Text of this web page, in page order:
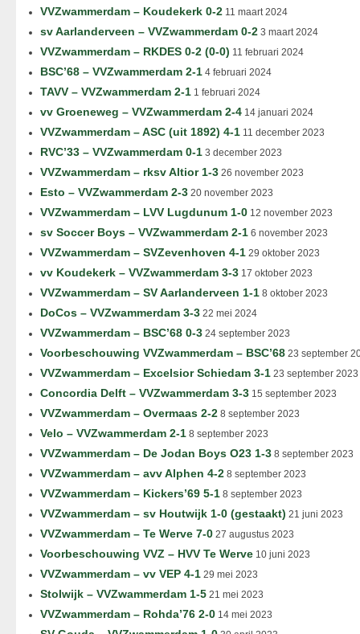
VVZwammerdam – Koudekerk 0-2 11 maart 2024
sv Aarlanderveen – VVZwammerdam 0-2 3 maart 2024
VVZwammerdam – RKDES 0-2 (0-0) 11 februari 2024
BSC’68 – VVZwammerdam 2-1 4 februari 2024
TAVV – VVZwammerdam 2-1 1 februari 2024
vv Groeneweg – VVZwammerdam 2-4 14 januari 2024
VVZwammerdam – ASC (uit 1892) 4-1 11 december 2023
RVC’33 – VVZwammerdam 0-1 3 december 2023
VVZwammerdam – rksv Altior 1-3 26 november 2023
Esto – VVZwammerdam 2-3 20 november 2023
VVZwammerdam – LVV Lugdunum 1-0 12 november 2023
sv Soccer Boys – VVZwammerdam 2-1 6 november 2023
VVZwammerdam – SVZevenhoven 4-1 29 oktober 2023
vv Koudekerk – VVZwammerdam 3-3 17 oktober 2023
VVZwammerdam – SV Aarlanderveen 1-1 8 oktober 2023
DoCos – VVZwammerdam 3-3 22 mei 2024
VVZwammerdam – BSC’68 0-3 24 september 2023
Voorbeschouwing VVZwammerdam – BSC’68 23 september
VVZwammerdam – Excelsior Schiedam 3-1 23 september 2023
Concordia Delft – VVZwammerdam 3-3 15 september 2023
VVZwammerdam – Overmaas 2-2 8 september 2023
Velo – VVZwammerdam 2-1 8 september 2023
VVZwammerdam – De Jodan Boys O23 1-3 8 september 2023
VVZwammerdam – avv Alphen 4-2 8 september 2023
VVZwammerdam – Kickers’69 5-1 8 september 2023
VVZwammerdam – sv Houtwijk 1-0 (gestaakt) 21 juni 2023
VVZwammerdam – Te Werve 7-0 27 augustus 2023
Voorbeschouwing VVZ – HVV Te Werve 10 juni 2023
VVZwammerdam – vv VEP 4-1 29 mei 2023
Stolwijk – VVZwammerdam 1-5 21 mei 2023
VVZwammerdam – Rohda’76 2-0 14 mei 2023